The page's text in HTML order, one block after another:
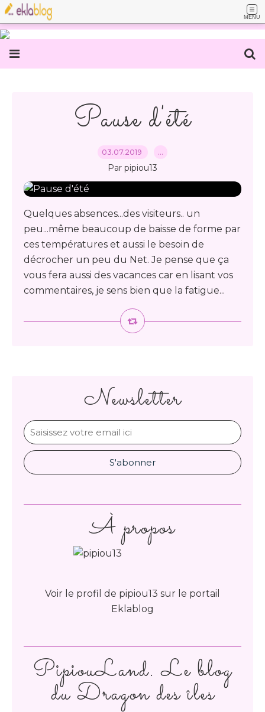
MENU
Pause d'été
03.07.2019 …
Par pipiou13
Quelques absences...des visiteurs.. un
peu...même beaucoup de baisse de forme par
ces températures et aussi le besoin de
décrocher un peu du Net. Je pense que ça
vous fera aussi des vacances car en lisant vos
commentaires, je sens bien que la fatigue...
Newsletter
PipiouLand. Le blog
du Dragon des îles
À propos
Voir le profil de pipiou13 sur le portail
Eklablog